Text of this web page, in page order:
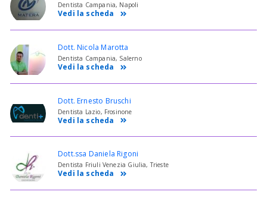
Dentista Campania, Napoli
Vedi la scheda
Dott. Nicola Marotta
Dentista Campania, Salerno
Vedi la scheda
Dott. Ernesto Bruschi
Dentista Lazio, Frosinone
Vedi la scheda
Dott.ssa Daniela Rigoni
Dentista Friuli Venezia Giulia, Trieste
Vedi la scheda